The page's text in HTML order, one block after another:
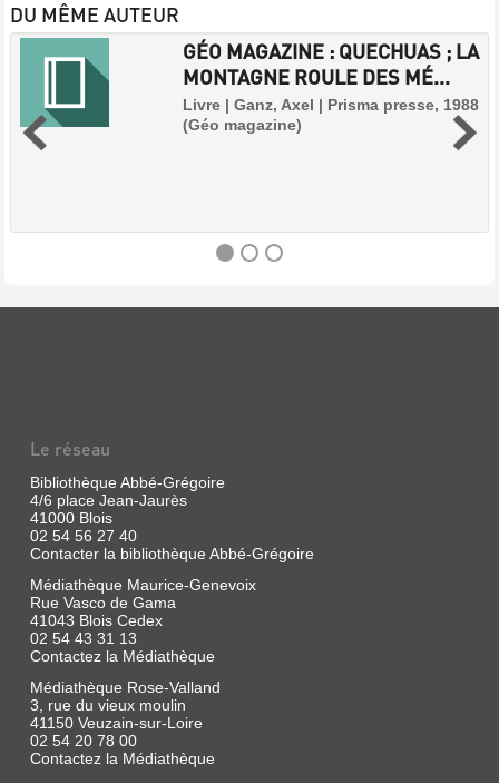
DU MÊME AUTEUR
GÉO MAGAZINE : QUECHUAS ; LA
MONTAGNE ROULE DES MÉ...
Livre | Ganz, Axel | Prisma presse, 1988
(Géo magazine)
LA
MONTAGNE
ROULE
DES
MÉ...
Livre
Ganz,
Axel
Prisma
presse,
1988
(Géo
magazine)
Le réseau
Bibliothèque Abbé-Grégoire
4/6 place Jean-Jaurès
41000 Blois
02 54 56 27 40
Contacter la bibliothèque Abbé-Grégoire
Médiathèque Maurice-Genevoix
Rue Vasco de Gama
41043 Blois Cedex
02 54 43 31 13
Contactez la Médiathèque
Médiathèque Rose-Valland
3, rue du vieux moulin
41150 Veuzain-sur-Loire
02 54 20 78 00
Contactez la Médiathèque